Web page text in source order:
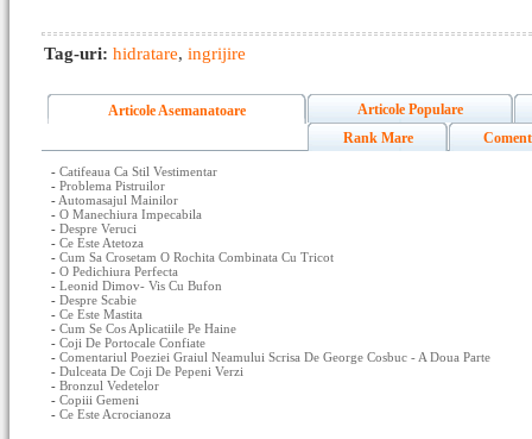
Tag-uri: hidratare, ingrijire
Articole Asemanatoare
Articole Populare
Rank Mare
- Catifeaua Ca Stil Vestimentar
- Problema Pistruilor
- Automasajul Mainilor
- O Manechiura Impecabila
- Despre Veruci
- Ce Este Atetoza
- Cum Sa Crosetam O Rochita Combinata Cu Tricot
- O Pedichiura Perfecta
- Leonid Dimov- Vis Cu Bufon
- Despre Scabie
- Ce Este Mastita
- Cum Se Cos Aplicatiile Pe Haine
- Coji De Portocale Confiate
- Comentariul Poeziei Graiul Neamului Scrisa De George Cosbuc - A Doua Parte
- Dulceata De Coji De Pepeni Verzi
- Bronzul Vedetelor
- Copiii Gemeni
- Ce Este Acrocianoza